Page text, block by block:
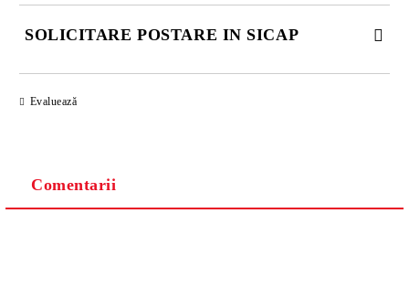
SOLICITARE POSTARE IN SICAP
Evaluează
Comentarii